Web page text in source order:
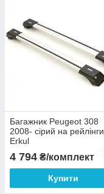
Багажник Peugeot 308
2008- cірий на рейлінги
Erkul
4 794 ₴/комплект
Купити